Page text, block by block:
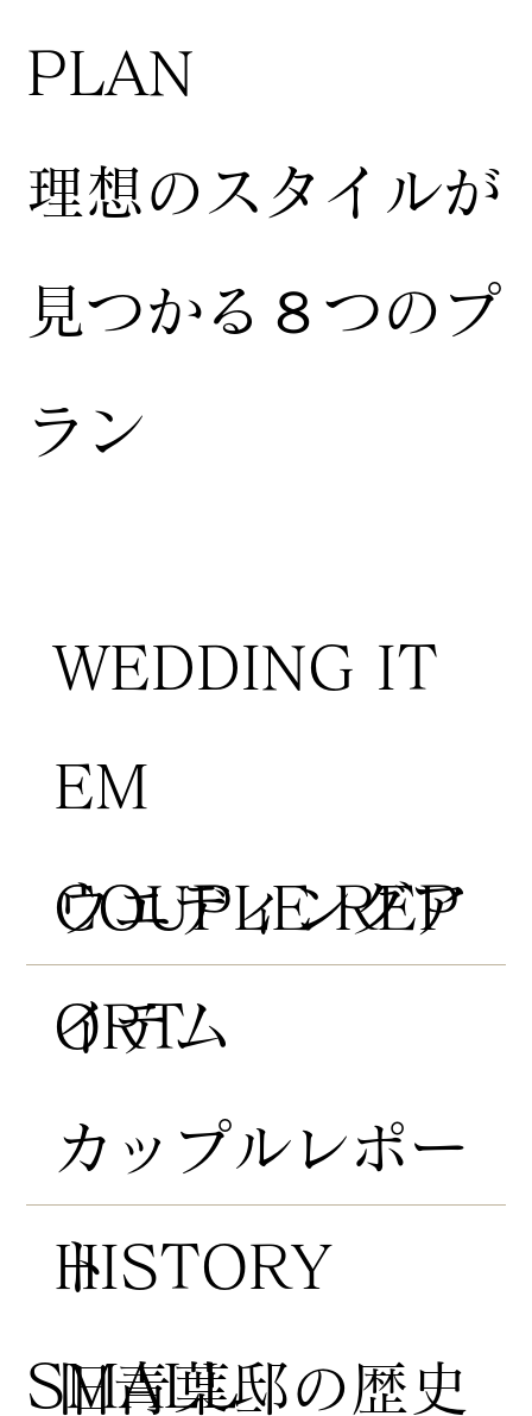
​PLAN
HISTORY
COUPLE REP
ORT
​旧青葉邸の歴史
​理想のスタイルが
見つかる８つのプ
ラン
​カップルレポー
ト
WEDDING IT
EM
​ウエディングア
イテム
​SMALL